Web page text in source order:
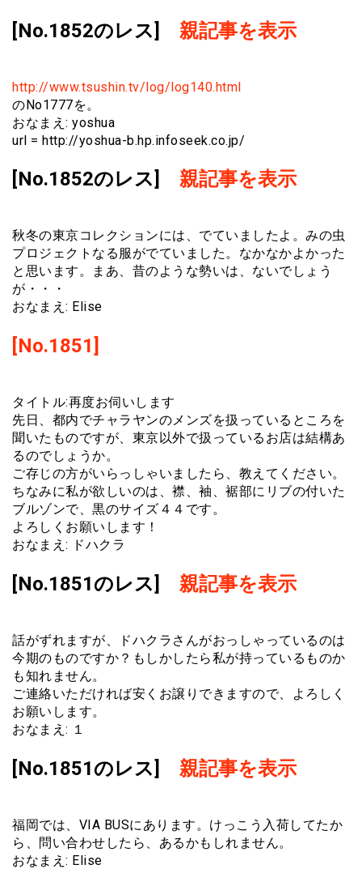
[No.1852のレス] 親記事を表示
http://www.tsushin.tv/log/log140.html
のNo1777を。
おなまえ: yoshua
url = http://yoshua-b.hp.infoseek.co.jp/
[No.1852のレス] 親記事を表示
秋冬の東京コレクションには、でていましたよ。みの虫
プロジェクトなる服がでていました。なかなかよかった
と思います。まあ、昔のような勢いは、ないでしょう
が・・・
おなまえ: Elise
[No.1851]
タイトル:再度お伺いします
先日、都内でチャラヤンのメンズを扱っているところを
聞いたものですが、東京以外で扱っているお店は結構あ
るのでしょうか。
ご存じの方がいらっしゃいましたら、教えてください。
ちなみに私が欲しいのは、襟、袖、裾部にリブの付いた
ブルゾンで、黒のサイズ４４です。
よろしくお願いします！
おなまえ: ドハクラ
[No.1851のレス] 親記事を表示
話がずれますが、ドハクラさんがおっしゃっているのは
今期のものですか？もしかしたら私が持っているものか
も知れません。
ご連絡いただければ安くお譲りできますので、よろしく
お願いします。
おなまえ: １
[No.1851のレス] 親記事を表示
福岡では、VIA BUSにあります。けっこう入荷してたか
ら、問い合わせしたら、あるかもしれません。
おなまえ: Elise